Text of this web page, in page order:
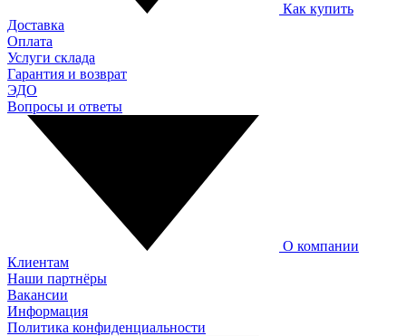
Как купить
Доставка
Оплата
Услуги склада
Гарантия и возврат
ЭДО
Вопросы и ответы
О компании
Клиентам
Наши партнёры
Вакансии
Информация
Политика конфиденциальности